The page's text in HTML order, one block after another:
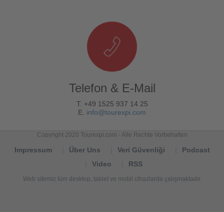
Telefon & E-Mail
T. +49 1525 937 14 25
E. info@tourexpi.com
Copyright 2020 Tourexpi.com - Alle Rechte Vorbehalten
Impressum Über Uns Veri Güvenliği
Podcast
Video
RSS
Web sitemiz tüm desktop, tablet ve mobil cihazlarda çalışmaktadır.